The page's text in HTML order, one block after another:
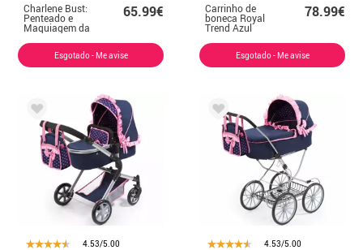
Charlene Bust:
Penteado e
Maquiagem da
Supermodelo
Cacheada
65.99€
Esgotado - Me avise
Carrinho de
boneca Royal
Trend Azul
78.99€
Esgotado - Me avise
4.53/5.00 4.53/5.00